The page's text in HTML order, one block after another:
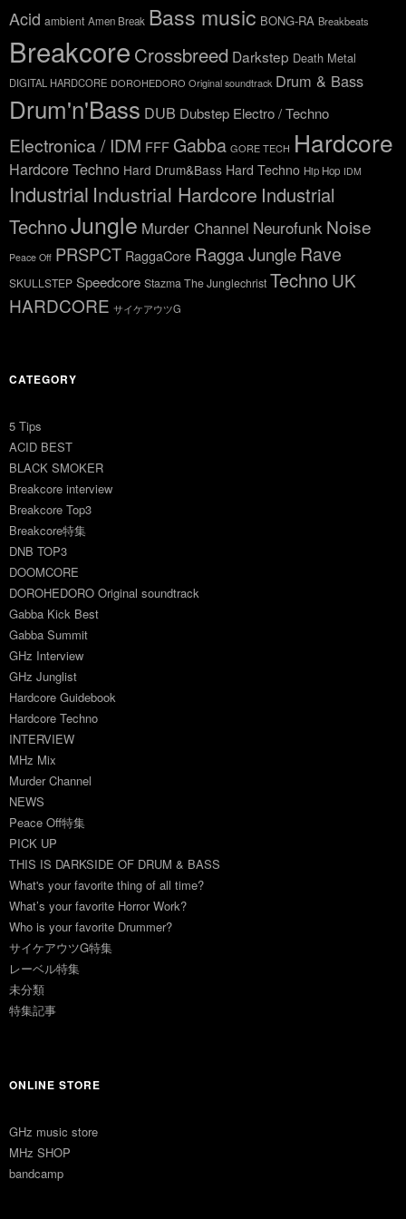
Acid ambient Amen Break Bass music BONG-RA Breakbeats
Breakcore Crossbreed Darkstep Death Metal
DIGITAL HARDCORE DOROHEDORO Original soundtrack Drum & Bass
Drum'n'Bass DUB Dubstep Electro / Techno
Electronica / IDM FFF Gabba GORE TECH Hardcore
Hardcore Techno Hard Drum&Bass Hard Techno Hip Hop IDM
Industrial Industrial Hardcore Industrial
TechnoJungle Murder Channel Neurofunk Noise
Peace Off PRSPCT RaggaCore Ragga JungleRave
SKULLSTEP Speedcore Stazma The Junglechrist TechnoUK
HARDCORE サイケアウツG
CATEGORY
5 Tips
ACID BEST
BLACK SMOKER
Breakcore interview
Breakcore Top3
Breakcore特集
DNB TOP3
DOOMCORE
DOROHEDORO Original soundtrack
Gabba Kick Best
Gabba Summit
GHz Interview
GHz Junglist
Hardcore Guidebook
Hardcore Techno
INTERVIEW
MHz Mix
Murder Channel
NEWS
Peace Off特集
PICK UP
THIS IS DARKSIDE OF DRUM & BASS
What's your favorite thing of all time?
What’s your favorite Horror Work?
Who is your favorite Drummer?
サイケアウツG特集
レーベル特集
未分類
特集記事
ONLINE STORE
GHz music store
MHz SHOP
bandcamp